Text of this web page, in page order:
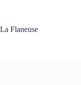
La Flaneuse